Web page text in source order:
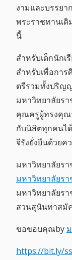
งามและบรรยา
พระราชทานเ
นี้
สำหรับเด็กนัก
สำหรับเพื่อกา
ตรีรวมทั้งปริญ
มหาวิทยาลัยร
คุณครูผู้ทรงคุณ
กับนิสิตทุกคนไ
จีรังยั่งยืนด้วยค
มหาวิทยาลัยร
มหาวิทยาลัยร
มหาวิทยาลัยร
สวนสุนันทาสมั
ขอขอบคุณby
https://bit.ly/